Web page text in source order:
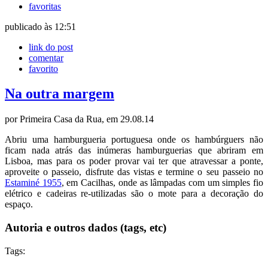
favoritas
publicado às 12:51
link do post
comentar
favorito
Na outra margem
por Primeira Casa da Rua, em 29.08.14
Abriu uma hamburgueria portuguesa onde os hambúrguers não
ficam nada atrás das inúmerashamburguerias que abriram em
Lisboa, mas para os poder provar vai ter que atravessar a ponte,
aproveite o passeio, disfrute das vistas e termine o seu passeio no
Estaminé 1955, em Cacilhas, onde as lâmpadas com um simples fio
elétrico e cadeiras re-utilizadas são o mote para a decoração do
espaço.
Autoria e outros dados (tags, etc)
Tags: